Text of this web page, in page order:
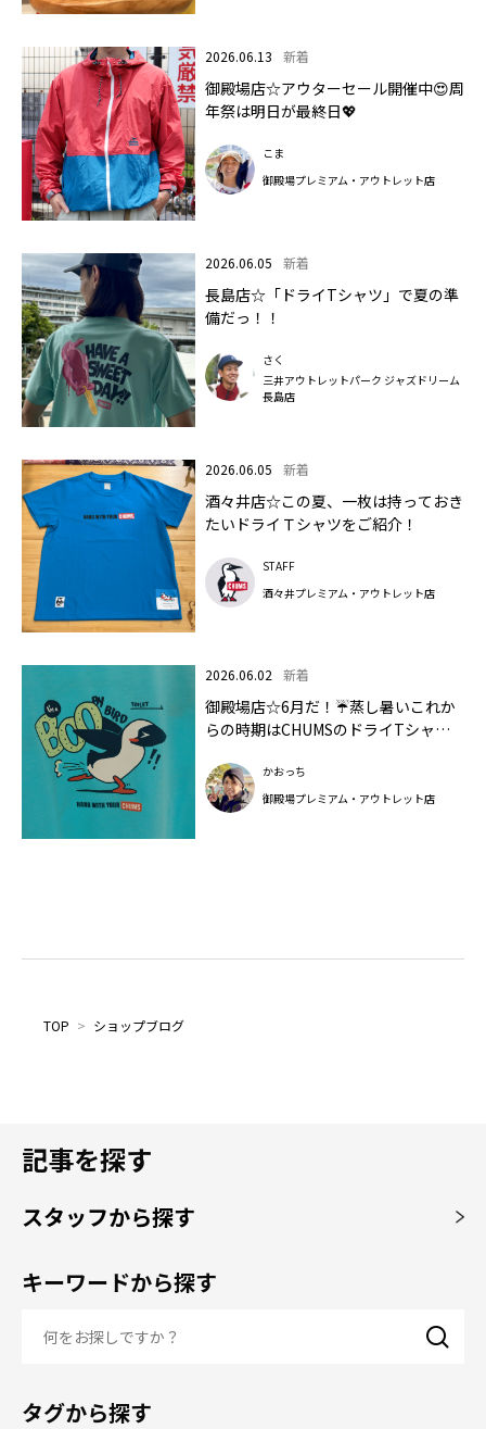
2026.06.13 新着
御殿場店☆アウターセール開催中😍周
年祭は明日が最終日💖
こま
御殿場プレミアム・アウトレット店
2026.06.05 新着
長島店☆「ドライTシャツ」で夏の準
備だっ！！
さく
三井アウトレットパーク ジャズドリーム
長島店
2026.06.05 新着
酒々井店☆この夏、一枚は持っておき
たいドライＴシャツをご紹介！
STAFF
酒々井プレミアム・アウトレット店
2026.06.02 新着
御殿場店☆6月だ！☔蒸し暑いこれか
らの時期はCHUMSのドライTシャツ
かおっち
御殿場プレミアム・アウトレット店
TOP > ショップブログ
記事を探す
スタッフから探す
キーワードから探す
タグから探す